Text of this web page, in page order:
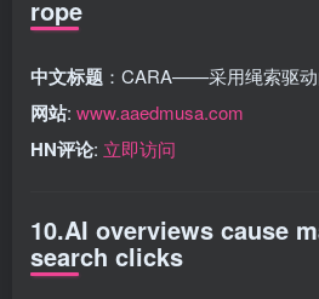
rope
中文标题 ：CARA——采用绳索驱
网站: www.aaedmusa.com
HN评论: 立即访问
10.AI overviews cause
search clicks